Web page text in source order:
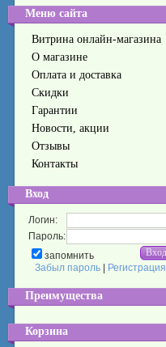
Меню сайта
Витрина онлайн-магазина
О магазине
Оплата и доставка
Скидки
Гарантии
Новости, акции
Отзывы
Контакты
Вход
Логин:
Пароль:
запомнить
Забыл пароль
Регистрация
Преимущества
Корзина